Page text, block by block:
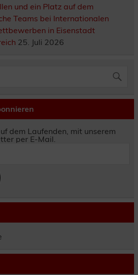
und ein Platz auf dem
Teams bei Internationalen
in Eisenstadt
25. Juli 2026
dem Laufenden, mit unserem
per E-Mail.